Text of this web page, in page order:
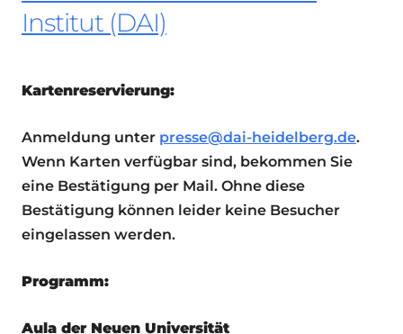
Institut (DAI)
Kartenreservierung:
Anmeldung unter presse@dai-heidelberg.de.
Wenn Karten verfügbar sind, bekommen Sie
eine Bestätigung per Mail. Ohne diese
Bestätigung können leider keine Besucher
eingelassen werden.
Programm:
Aula der Neuen Universität